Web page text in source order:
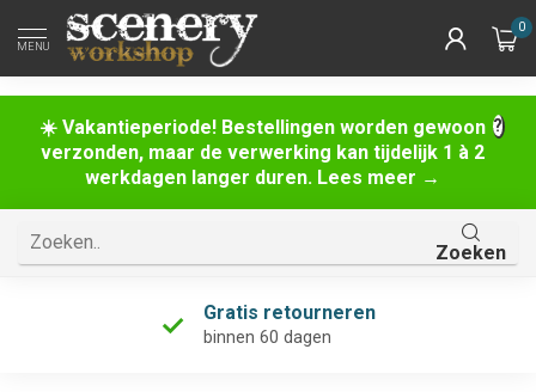
☀️ Vakantieperiode! Bestellingen worden gewoon
verzonden, maar de verwerking kan tijdelijk 1 à 2
werkdagen langer duren. Lees meer →
MENU
0
Zoeken
Gratis retourneren
binnen 60 dagen